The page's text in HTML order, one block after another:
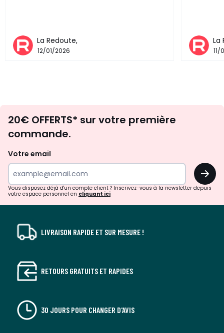
La Redoute,
12/01/2026
La
11/
d'inspirations
surprises?
20€ OFFERTS* sur votre première
commande.
Votre email
OK
Vous disposez déjà d'un compte client ? Inscrivez-vous à la newsletter depuis
votre espace personnel en cliquant ici
LIVRAISON RAPIDE ET SUR MESURE !
RETOURS GRATUITS ET RAPIDES
30 JOURS POUR CHANGER D'AVIS